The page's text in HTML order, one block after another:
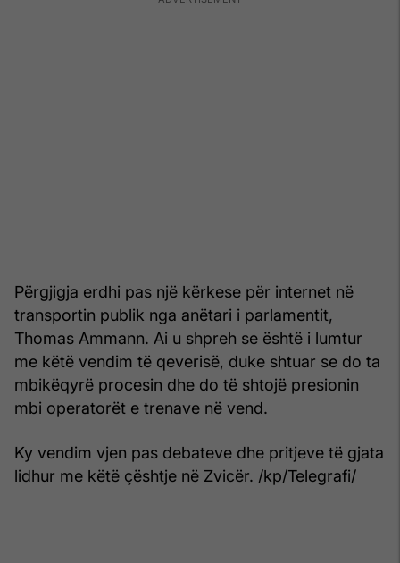
Përgjigja erdhi pas një kërkese për internet në
transportin publik nga anëtari i parlamentit,
Thomas Ammann. Ai u shpreh se është i lumtur
me këtë vendim të qeverisë, duke shtuar se do ta
mbikëqyrë procesin dhe do të shtojë presionin
mbi operatorët e trenave në vend.
Ky vendim vjen pas debateve dhe pritjeve të gjata
lidhur me këtë çështje në Zvicër. /kp/Telegrafi/